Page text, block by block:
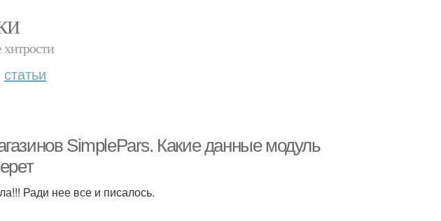
статьи
SimplePars. Какие данные модуль
Ради нее все и писалось.